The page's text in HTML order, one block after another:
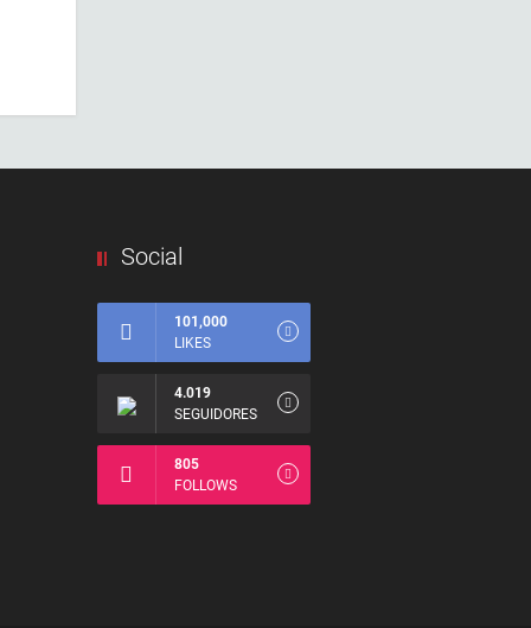
Social
101,000
LIKES
4.019
SEGUIDORES
805
FOLLOWS